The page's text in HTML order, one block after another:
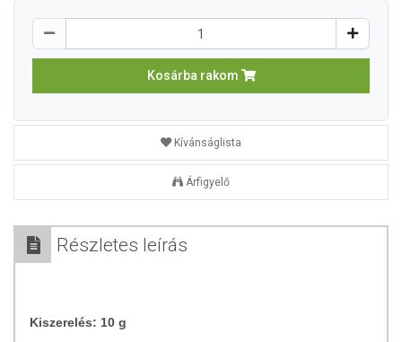
Kosárba rakom
Kívánságlista
Árfigyelő
Részletes leírás
Kiszerelés: 10 g